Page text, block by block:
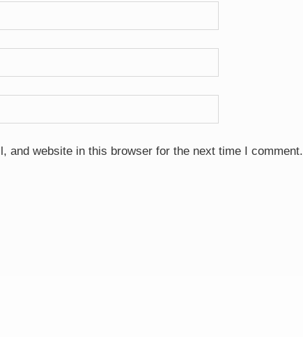
and website in this browser for the next time I comment.